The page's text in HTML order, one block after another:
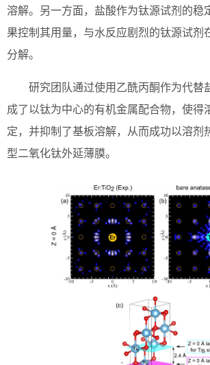
溶解。另一方面，盐酸作为钛源试剂的稳
果控制其用量，与水反应剧烈的钛源试剂
分解。
研究团队通过使用乙酰丙酮作为代替
成了以钛为中心的有机金属配合物，使得
定，并抑制了基板溶解，从而成功以溶剂
型二氧化钛外延薄膜。